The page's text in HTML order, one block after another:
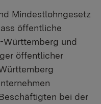
Mindestlohngesetz
öffentliche
Württemberg und
öffentlicher
bei der